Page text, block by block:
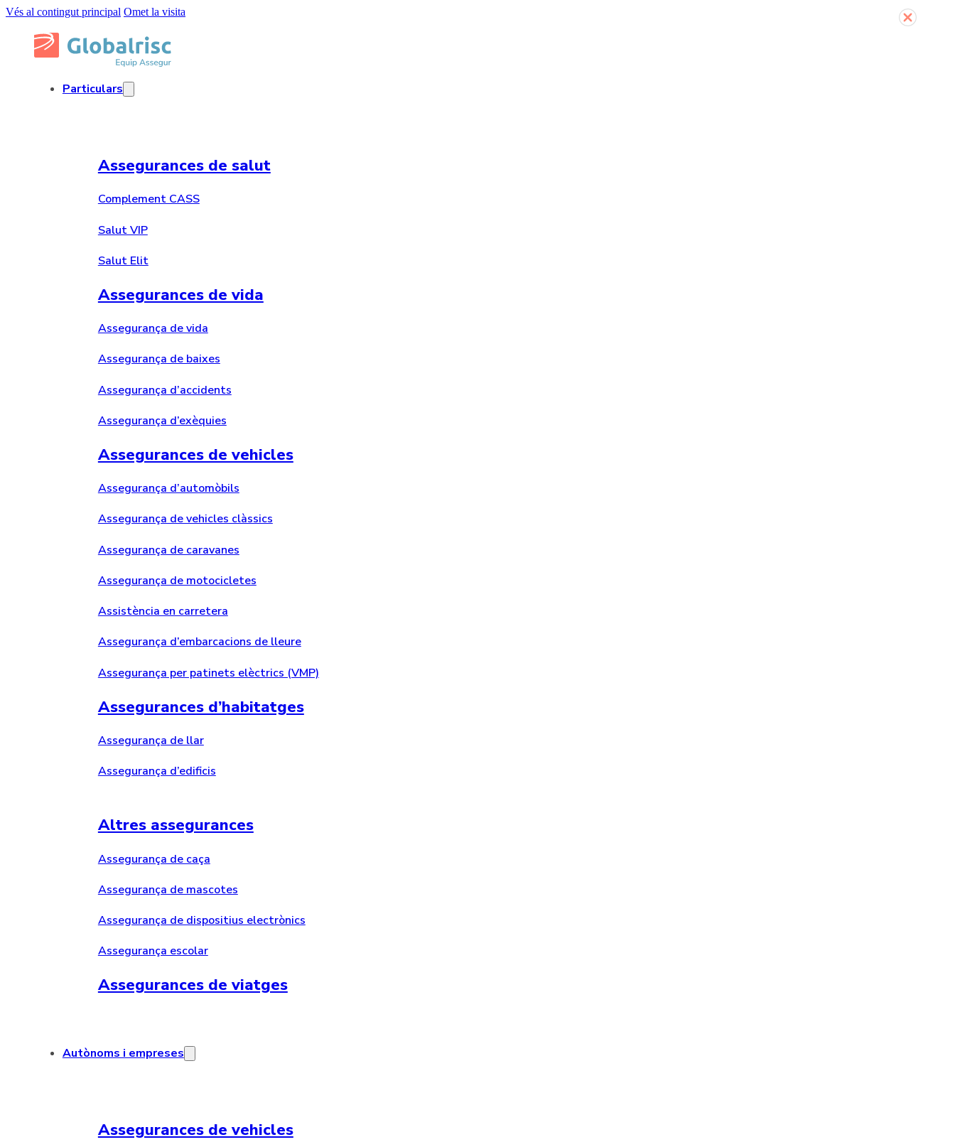
Vés al contingut principal Omet la visita
Particulars
Assegurances de salut
Complement CASS
Salut VIP
Salut Elit
Assegurances de vida
Assegurança de vida
Assegurança de baixes
Assegurança d’accidents
Assegurança d’exèquies
Assegurances de vehicles
Assegurança d’automòbils
Assegurança de vehicles clàssics
Assegurança de caravanes
Assegurança de motocicletes
Assistència en carretera
Assegurança d’embarcacions de lleure
Assegurança per patinets elèctrics (VMP)
Assegurances d’habitatges
Assegurança de llar
Assegurança d’edificis
Altres assegurances
Assegurança de caça
Assegurança de mascotes
Assegurança de dispositius electrònics
Assegurança escolar
Assegurances de viatges
Autònoms i empreses
Assegurances de vehicles